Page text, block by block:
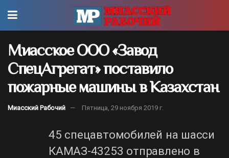
Миасское ООО «Завод
СпецАгрегат» поставило
пожарные машины в Казахстан
Миасский Рабочий Пятница, 29 ноября 2019 г.
45 спецавтомобилей на шасси
КАМАЗ-43253 отправлено в